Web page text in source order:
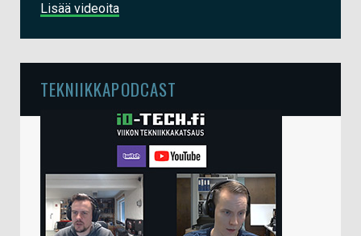
Lisää videoita
TEKNIIKKAPODCAST